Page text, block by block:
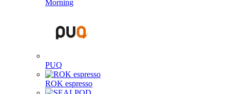
Morning
PUQ
ROK espresso